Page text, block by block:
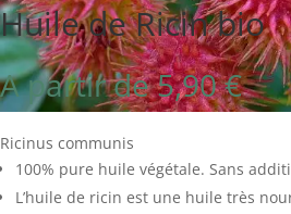
Huile de Ricin bio
A partir de5,90€
Ricinus communis
100% pure huile végétale. Sans
L’huile de ricin est une huile très